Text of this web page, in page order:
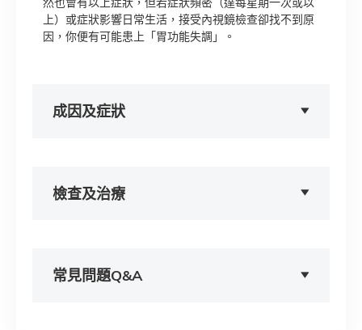
上）或症狀影響日常生活，接受內視鏡檢查卻找不到原
因，你便有可能患上「胃功能失調」。
成因及症狀
檢查及治療
常見問題Q&A